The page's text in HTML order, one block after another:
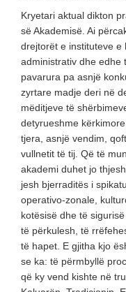
Kryetari aktual dikton
së Akademisë. Ai
drejtorët e instituteve e
administrativ dhe edhe
pavarura pa asnjë
zyrtare madje deri në
mëditjeve të
detyrueshme
tjera, asnjë vendim,
vullnetit të tij. Që të
akademi duhet jo
jesh bjerraditës i
operativo-zonale,
kotësisë dhe të
të përkulesh, të
të hapet. E gjitha kjo
se ka: të përmbyllë
që ky vend kishte në